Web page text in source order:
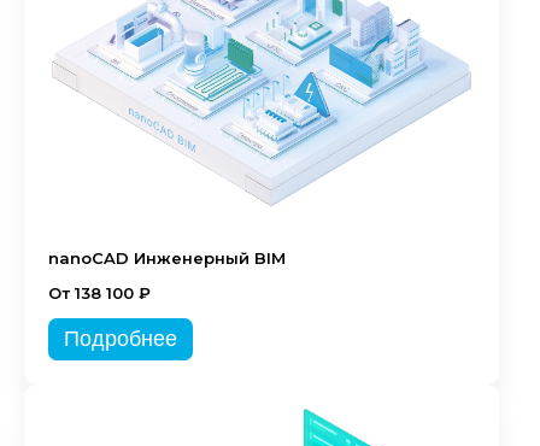
nanoCAD Инженерный BIM
От 138 100 ₽
Подробнее